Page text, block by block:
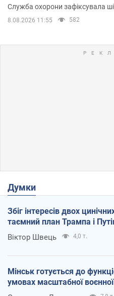
Служба охорони зафіксувала
8.08.2026 11:55 582
Думки
Збіг інтересів двох
таємний план Трампа і
Віктор Швець 4,0 т.
Мінськ готується до
умовах масштабної